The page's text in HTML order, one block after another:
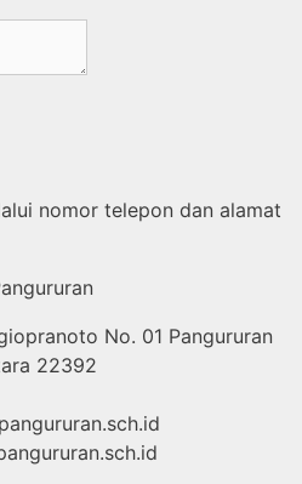
nomor telepon dan alamat
No. 01 Pangururan
22392